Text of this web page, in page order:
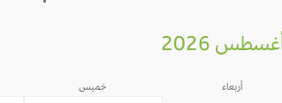
2026
أربعاء خميس